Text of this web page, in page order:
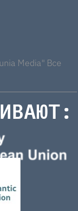
Media" Все